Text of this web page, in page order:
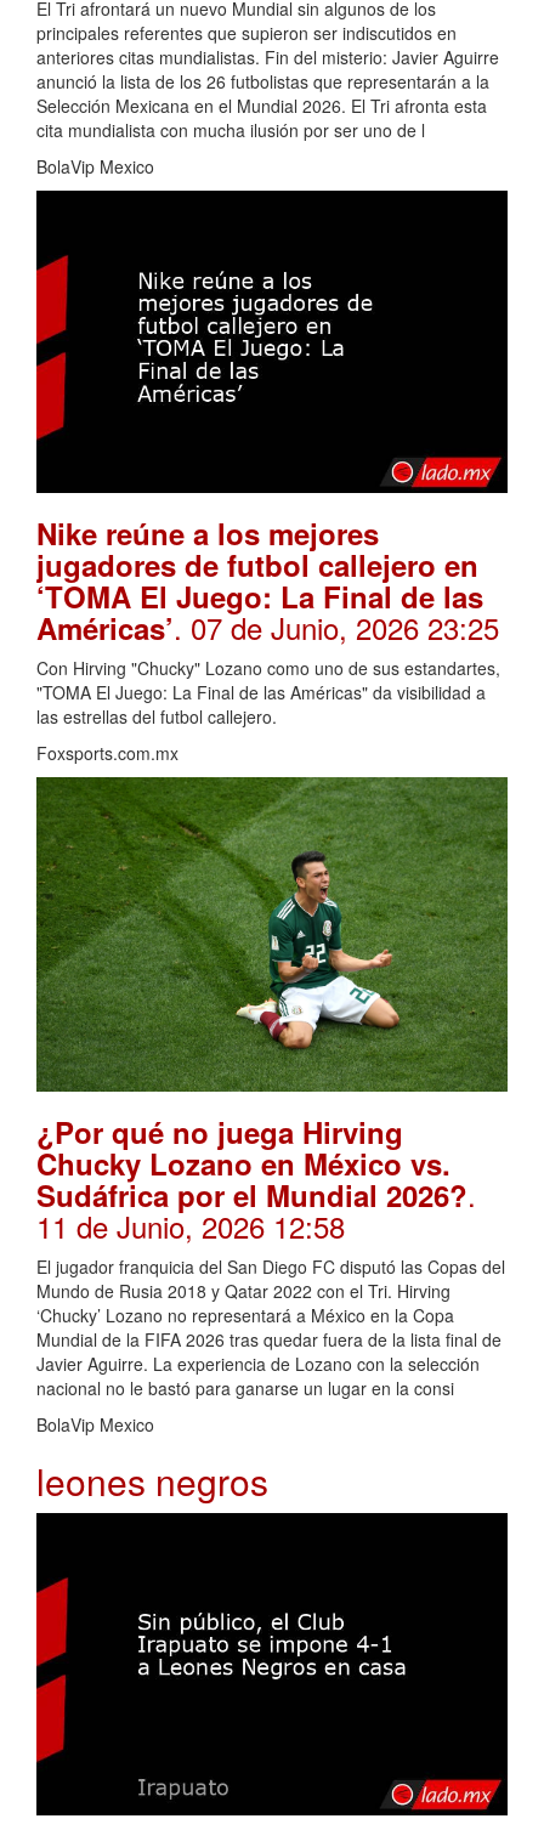
El Tri afrontará un nuevo Mundial sin algunos de los
principales referentes que supieron ser indiscutidos en
anteriores citas mundialistas. Fin del misterio: Javier Aguirre
anunció la lista de los 26 futbolistas que representarán a la
Selección Mexicana en el Mundial 2026. El Tri afronta esta
cita mundialista con mucha ilusión por ser uno de l
BolaVip Mexico
Nike reúne a los mejores
jugadores de futbol callejero en
‘TOMA El Juego: La Final de las
Américas’. 07 de Junio, 2026 23:25
Con Hirving "Chucky" Lozano como uno de sus estandartes,
"TOMA El Juego: La Final de las Américas" da visibilidad a
las estrellas del futbol callejero.
Foxsports.com.mx
¿Por qué no juega Hirving
Chucky Lozano en México vs.
Sudáfrica por el Mundial 2026?.
11 de Junio, 2026 12:58
El jugador franquicia del San Diego FC disputó las Copas del
Mundo de Rusia 2018 y Qatar 2022 con el Tri. Hirving
‘Chucky’ Lozano no representará a México en la Copa
Mundial de la FIFA 2026 tras quedar fuera de la lista final de
Javier Aguirre. La experiencia de Lozano con la selección
nacional no le bastó para ganarse un lugar en la consi
BolaVip Mexico
leones negros